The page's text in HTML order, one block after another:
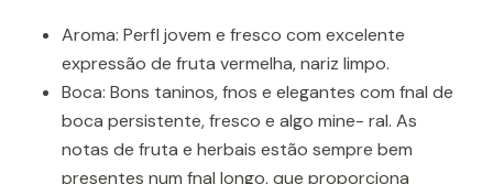
Aroma: Perfl jovem e fresco com excelente
expressão de fruta vermelha, nariz limpo.
Boca: Bons taninos, fnos e elegantes com fnal de
boca persistente, fresco e algo mine- ral. As
notas de fruta e herbais estão sempre bem
presentes num fnal longo, que proporciona